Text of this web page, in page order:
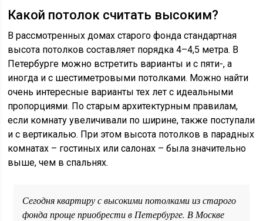
Какой потолок считать высоким?
В рассмотренных домах старого фонда стандартная
высота потолков составляет порядка 4–4,5 метра. В
Петербурге можно встретить варианты и с пяти-, а
иногда и с шестиметровыми потолками. Можно найти
очень интересные варианты тех лет с идеальными
пропорциями. По старым архитектурным правилам,
если комнату увеличивали по ширине, также поступали
и с вертикалью. При этом высота потолков в парадных
комнатах – гостиных или салонах – была значительно
выше, чем в спальнях.
Сегодня квартиру с высокими потолками из старого
фонда проще приобрести в Петербурге. В Москве